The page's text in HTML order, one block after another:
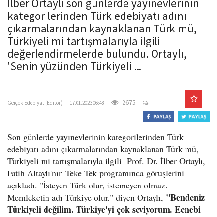
o
n
İlber Ortaylı son günlerde yayınevlerinin
kategorilerinden Türk edebiyatı adını
çıkarmalarından kaynaklanan Türk mü,
Türkiyeli mi tartışmalarıyla ilgili
değerlendirmelerde bulundu. Ortaylı,
'Senin yüzünden Türkiyeli ...
Gerçek Edebiyat (Editör) 17.01.2023 06:48 2675
Son günlerde yayınevlerinin kategorilerinden Türk
edebiyatı adını çıkarmalarından kaynaklanan Türk mü,
Türkiyeli mi tartışmalarıyla ilgili Prof. Dr. İlber Ortaylı,
Fatih Altaylı'nın Teke Tek programında görüşlerini
açıkladı. "İsteyen Türk olur, istemeyen olmaz.
Memleketin adı Türkiye olur." diyen Ortaylı, "Bendeniz
Türkiyeli değilim. Türkiye'yi çok seviyorum. Ecnebi